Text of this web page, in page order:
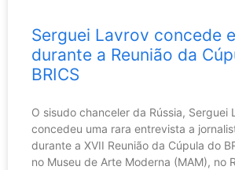
Serguei Lavrov concede
durante a Reunião da
BRICS
O sisudo chanceler da Rússia, Serguei
concedeu uma rara entrevista a
durante a XVII Reunião da Cúpula do
no Museu de Arte Moderna (MAM), no